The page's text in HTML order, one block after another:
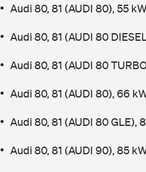
Audi 80, 81 (AUDI 80), 55
Audi 80, 81 (AUDI 80
Audi 80, 81 (AUDI 80
Audi 80, 81 (AUDI 80), 66
Audi 80, 81 (AUDI 80 GLE),
Audi 80, 81 (AUDI 90), 85